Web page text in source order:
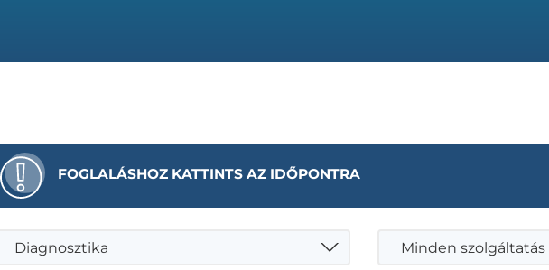
FOGLALÁSHOZ KATTINTS AZ IDŐPONTRA
Diagnosztika Minden szolgáltatás